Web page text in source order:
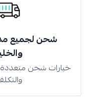
شحن لجميع
خيارات شحن